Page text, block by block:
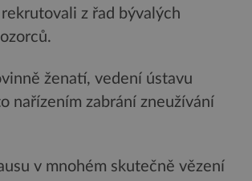
z řad bývalých
ženatí, vedení ústavu
nařízením zabrání zneužívání
v mnohém skutečně vězení